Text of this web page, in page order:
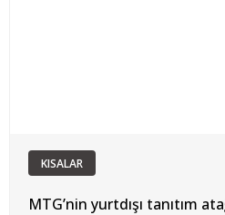
KISALAR
MTG’nin yurtdışı tanıtım